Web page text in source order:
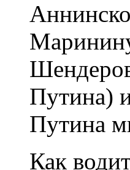
Путина)
Путина
Как